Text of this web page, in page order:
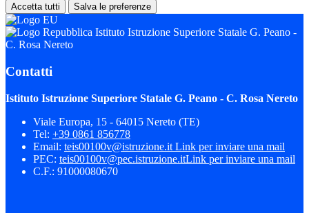
Accetta tutti Salva le preferenze
Istituto Istruzione Superiore Statale G. Peano -
C. Rosa Nereto
Contatti
Istituto Istruzione Superiore Statale G. Peano - C. Rosa Nereto
Viale Europa, 15 - 64015 Nereto (TE)
Tel: +39 0861 856778
Email: teis00100v@istruzione.it Link per inviare una mail
PEC: teis00100v@pec.istruzione.itLink per inviare una mail
C.F.: 91000080670